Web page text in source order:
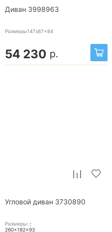
Диван 3998963
Размеры147x87x84
54 230 р.
Угловой диван 3730890
Размеры: :
260x182x93